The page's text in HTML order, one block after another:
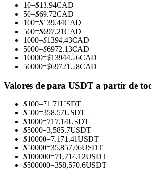
Desfrute da partilha de lucros e
10=$13.94CAD
50=$69.72CAD
100=$139.44CAD
500=$697.21CAD
1000=$1394.43CAD
5000=$6972.13CAD
10000=$13944.26CAD
50000=$69721.28CAD
Valores de para USDT a partir de
$100=71.71USDT
$500=358.57USDT
$1000=717.14USDT
$5000=3,585.7USDT
$10000=7,171.41USDT
$50000=35,857.06USDT
$100000=71,714.12USDT
$500000=358,570.6USDT